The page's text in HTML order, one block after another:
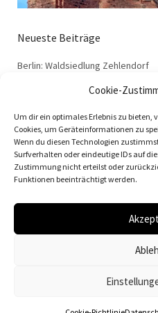
Cookie-
Um dir ein optimales Erlebnis zu bieten,
Cookies, um Geräteinformationen zu
Wenn du diesen Technologien
Surfverhalten oder eindeutige IDs auf
Zustimmung nicht erteilst oder
Funktionen beeinträchtigt werden.
Neueste Beiträge
Berlin: Waldsiedlung Zehlendorf
Dessau: Haus Anton
Dessau: Arbeitsamt
Dessau: 100 Jahre Bauhaus
Vielfalt der